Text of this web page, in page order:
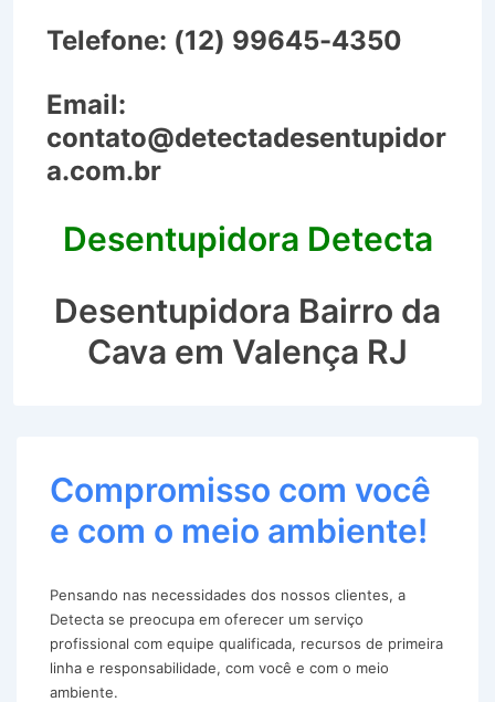
Telefone: (12) 99645-4350
Email:
contato@detectadesentupidor
a.com.br
Desentupidora Detecta
Desentupidora Bairro da
Cava em Valença RJ
Compromisso com você
e com o meio ambiente!
Pensando nas necessidades dos nossos clientes, a
Detecta se preocupa em oferecer um serviço
profissional com equipe qualificada, recursos de primeira
linha e responsabilidade, com você e com o meio
ambiente.